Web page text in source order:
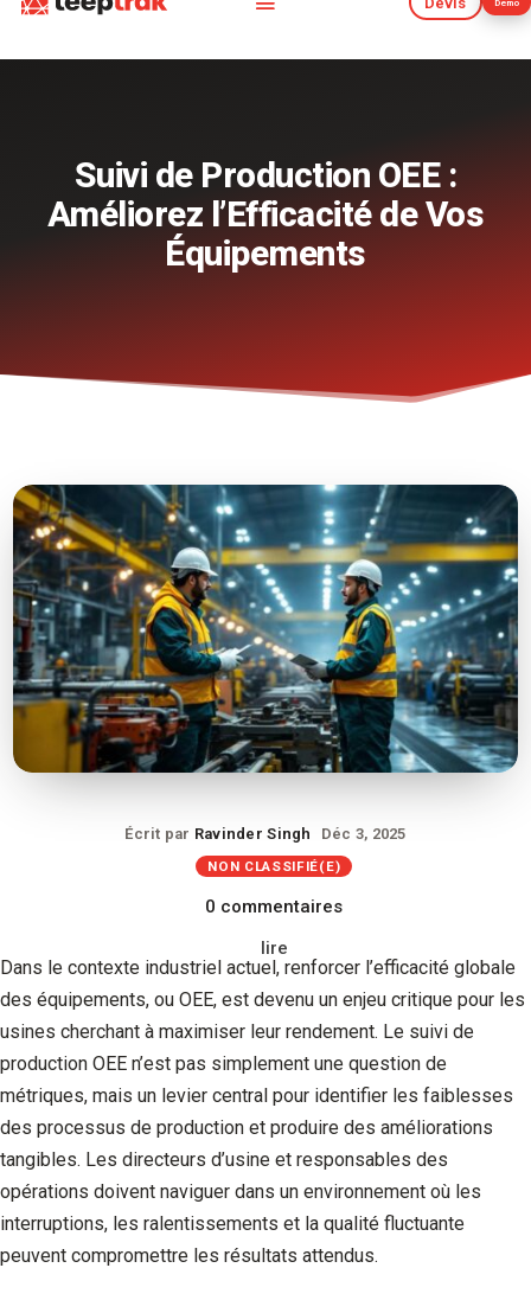
Démo
Devis Démo
Suivi de Production OEE :
Améliorez l’Efficacité de Vos
Équipements
Écrit par Ravinder Singh Déc 3, 2025
NON CLASSIFIÉ(E)
0 commentaires
lire
Dans le contexte industriel actuel, renforcer l’efficacité globale
des équipements, ou OEE, est devenu un enjeu critique pour les
usines cherchant à maximiser leur rendement. Le suivi de
production OEE n’est pas simplement une question de
métriques, mais un levier central pour identifier les faiblesses
des processus de production et produire des améliorations
tangibles. Les directeurs d’usine et responsables des
opérations doivent naviguer dans un environnement où les
interruptions, les ralentissements et la qualité fluctuante
peuvent compromettre les résultats attendus.